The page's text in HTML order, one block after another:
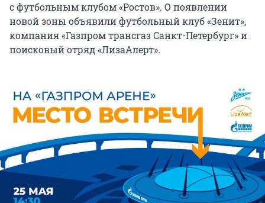
с футбольным клубом «Ростов». О появлении
новой зоны объявили футбольный клуб «Зенит»,
компания «Газпром трансгаз Санкт-Петербург» и
поисковый отряд «ЛизаАлерт».